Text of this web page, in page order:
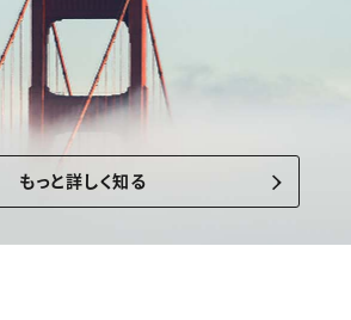
もっと詳しく知る